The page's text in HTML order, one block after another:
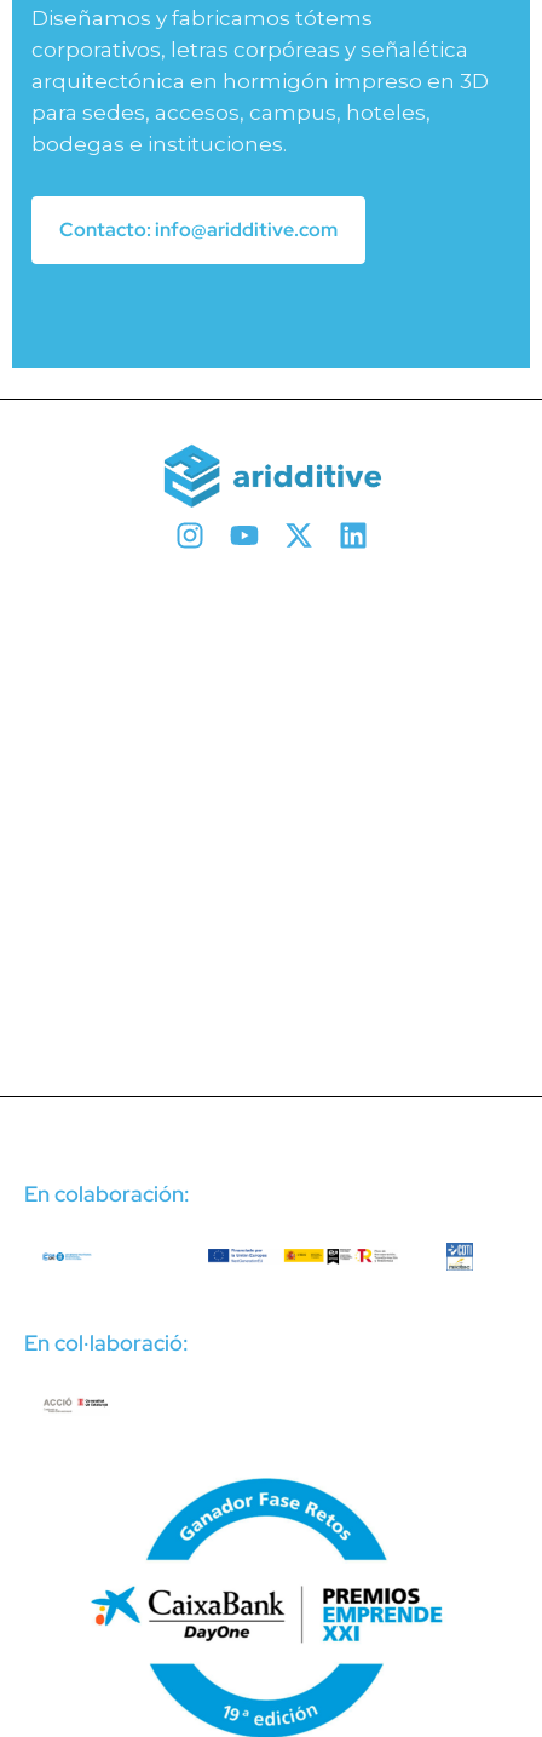
Diseñamos y fabricamos tótems
corporativos, letras corpóreas y señalética
arquitectónica en hormigón impreso en 3D
para sedes, accesos, campus, hoteles,
bodegas e instituciones.
Contacto: info@aridditive.com
En colaboración:
En col·laboració: